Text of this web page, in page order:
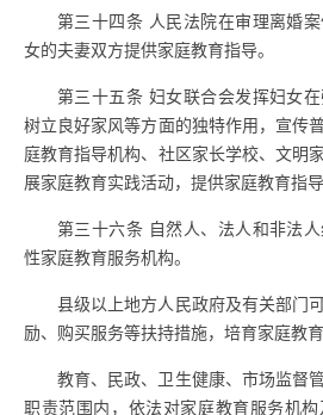
第三十四条 人民法院在审理离婚
女的夫妻双方提供家庭教育指导。
第三十五条 妇女联合会发挥妇女
树立良好家风等方面的独特作用，宣传
庭教育指导机构、社区家长学校、文明
展家庭教育实践活动，提供家庭教育指导
第三十六条 自然人、法人和非法
性家庭教育服务机构。
县级以上地方人民政府及有关部门
励、购买服务等扶持措施，培育家庭教育
教育、民政、卫生健康、市场监督
职责范围内，依法对家庭教育服务机